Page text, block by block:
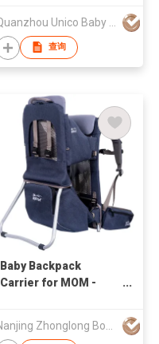
查询
Baby Backpack
Carrier for MOM -